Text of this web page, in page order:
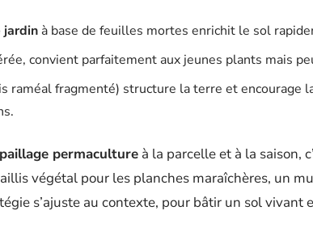
jardin à base de feuilles mortes enrichit le sol
convient parfaitement aux jeunes plants mais
raméal fragmenté) structure la terre et encourage
paillage permaculture à la parcelle et à la saison,
végétal pour les planches maraîchères, un
s’ajuste au contexte, pour bâtir un sol vivant